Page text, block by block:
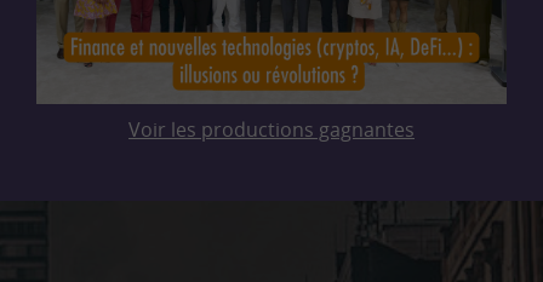
Voir les productions gagnantes